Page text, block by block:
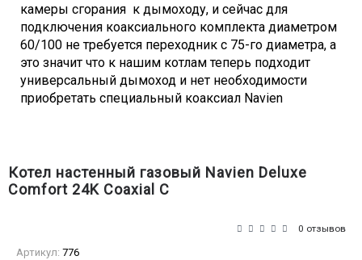
камеры сгорания к дымоходу, и сейчас для
подключения коаксиального комплекта диаметром
60/100 не требуется переходник с 75-го диаметра, а
это значит что к нашим котлам теперь подходит
универсальный дымоход и нет необходимости
приобретать специальный коаксиал Navien
Котел настенный газовый Navien Deluxe
Comfort 24K Coaxial C
0 отзывов
Артикул: 776